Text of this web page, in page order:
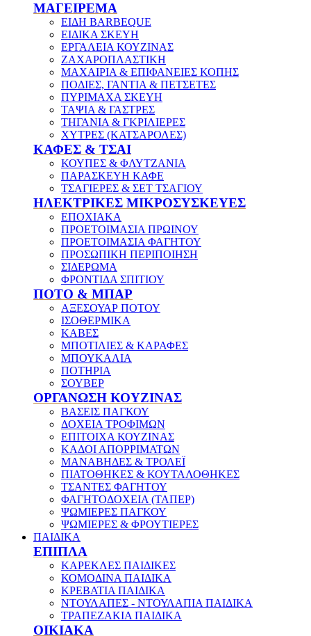
ΜΑΓΕΙΡΕΜΑ
ΕΙΔΗ BARBEQUE
ΕΙΔΙΚΑ ΣΚΕΥΗ
ΕΡΓΑΛΕΙΑ ΚΟΥΖΙΝΑΣ
ΖΑΧΑΡΟΠΛΑΣΤΙΚΗ
ΜΑΧΑΙΡΙΑ & ΕΠΙΦΑΝΕΙΕΣ ΚΟΠΗΣ
ΠΟΔΙΕΣ, ΓΑΝΤΙΑ & ΠΕΤΣΕΤΕΣ
ΠΥΡΙΜΑΧΑ ΣΚΕΥΗ
ΤΑΨΙΑ & ΓΑΣΤΡΕΣ
ΤΗΓΑΝΙΑ & ΓΚΡΙΛΙΕΡΕΣ
ΧΥΤΡΕΣ (ΚΑΤΣΑΡΟΛΕΣ)
ΚΑΦΕΣ & ΤΣΑΙ
ΚΟΥΠΕΣ & ΦΛΥΤΖΑΝΙΑ
ΠΑΡΑΣΚΕΥΗ ΚΑΦΕ
ΤΣΑΓΙΕΡΕΣ & ΣΕΤ ΤΣΑΓΙΟΥ
ΗΛΕΚΤΡΙΚΕΣ ΜΙΚΡΟΣΥΣΚΕΥΕΣ
ΕΠΟΧΙΑΚΑ
ΠΡΟΕΤΟΙΜΑΣΙΑ ΠΡΩΙΝΟΥ
ΠΡΟΕΤΟΙΜΑΣΙΑ ΦΑΓΗΤΟΥ
ΠΡΟΣΩΠΙΚΗ ΠΕΡΙΠΟΙΗΣΗ
ΣΙΔΕΡΩΜΑ
ΦΡΟΝΤΙΔΑ ΣΠΙΤΙΟΥ
ΠΟΤΟ & ΜΠΑΡ
ΑΞΕΣΟΥΑΡ ΠΟΤΟΥ
ΙΣΟΘΕΡΜΙΚΑ
ΚΑΒΕΣ
ΜΠΟΤΙΛΙΕΣ & ΚΑΡΑΦΕΣ
ΜΠΟΥΚΑΛΙΑ
ΠΟΤΗΡΙΑ
ΣΟΥΒΕΡ
ΟΡΓΑΝΩΣΗ ΚΟΥΖΙΝΑΣ
ΒΑΣΕΙΣ ΠΑΓΚΟΥ
ΔΟΧΕΙΑ ΤΡΟΦΙΜΩΝ
ΕΠΙΤΟΙΧΑ ΚΟΥΖΙΝΑΣ
ΚΑΔΟΙ ΑΠΟΡΡΙΜΑΤΩΝ
ΜΑΝΑΒΗΔΕΣ & ΤΡΟΛΕΪ
ΠΙΑΤΟΘΗΚΕΣ & ΚΟΥΤΑΛΟΘΗΚΕΣ
ΤΣΑΝΤΕΣ ΦΑΓΗΤΟΥ
ΦΑΓΗΤΟΔΟΧΕΙΑ (ΤΑΠΕΡ)
ΨΩΜΙΕΡΕΣ ΠΑΓΚΟΥ
ΨΩΜΙΕΡΕΣ & ΦΡΟΥΤΙΕΡΕΣ
ΠΑΙΔΙΚΑ
ΕΠΙΠΛΑ
ΚΑΡΕΚΛΕΣ ΠΑΙΔΙΚΕΣ
ΚΟΜΟΔΙΝΑ ΠΑΙΔΙΚΑ
ΚΡΕΒΑΤΙΑ ΠΑΙΔΙΚΑ
ΝΤΟΥΛΑΠΕΣ - ΝΤΟΥΛΑΠΙΑ ΠΑΙΔΙΚΑ
ΤΡΑΠΕΖΑΚΙΑ ΠΑΙΔΙΚΑ
ΟΙΚΙΑΚΑ